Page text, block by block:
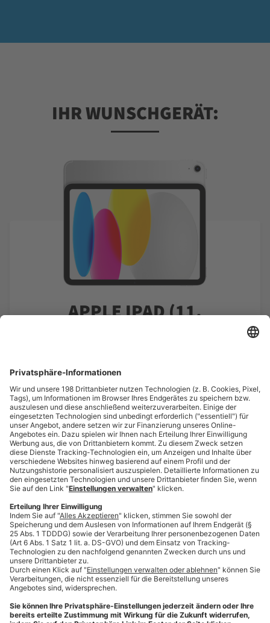
IHR WUNSCHGERÄT:
APPLE IPAD (11.
Technische Features
Farbe: Silber
Speicher: 128 GB
Abmessungen (H x B x T in mm): 248,6 x 179,5 x
7
Display: 10,86″ Multi-Touch Display, Auflösung
2360 x 1640 px
Kamera: 12 Megapixel
Zum Angebot